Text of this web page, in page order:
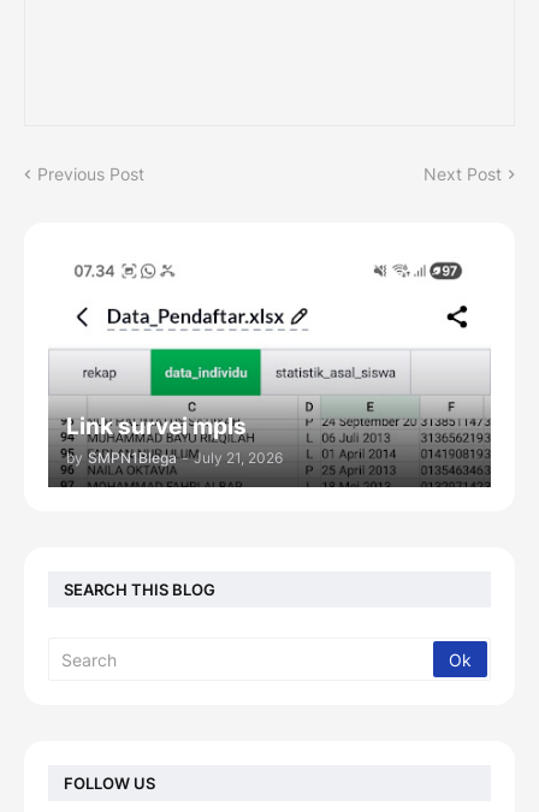
Previous Post Next Post
Link survei mpls
by SMPN1Blega - July 21, 2026
SEARCH THIS BLOG
FOLLOW US